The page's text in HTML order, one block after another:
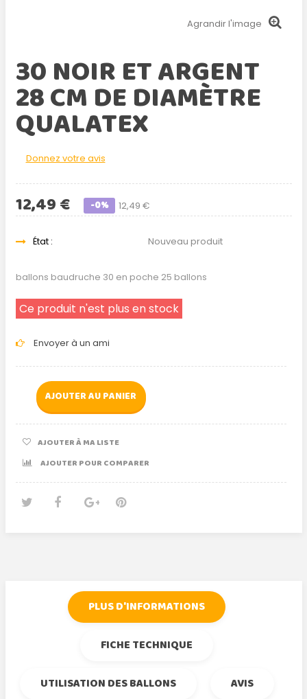
Agrandir l'image
30 NOIR ET ARGENT
28 CM DE DIAMÈTRE
QUALATEX
Donnez votre avis
12,49 €
12,49 € -0%
État : Nouveau produit
ballons baudruche 30 en poche 25 ballons
Ce produit n'est plus en stock
Envoyer à un ami
AJOUTER AU PANIER
AJOUTER À MA LISTE
AJOUTER POUR COMPARER
PLUS D'INFORMATIONS
FICHE TECHNIQUE
UTILISATION DES BALLONS
AVIS